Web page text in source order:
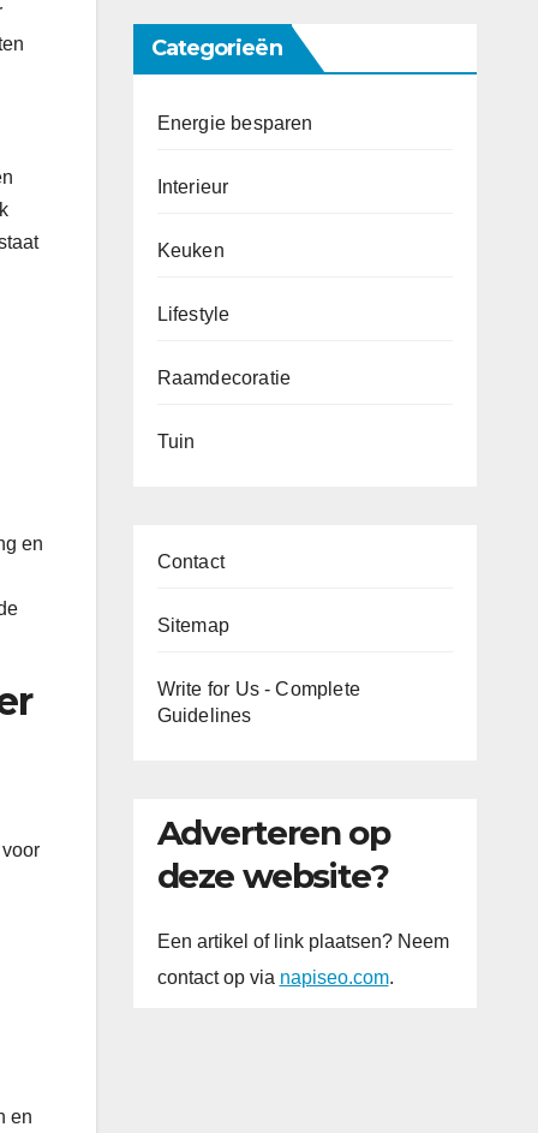
en
en
Categorieën
Energie besparen
Interieur
Keuken
Lifestyle
Raamdecoratie
Tuin
Contact
Sitemap
Write for Us - Complete
Guidelines
Adverteren op
deze website?
Een artikel of link plaatsen? Neem
contact op via napiseo.com.